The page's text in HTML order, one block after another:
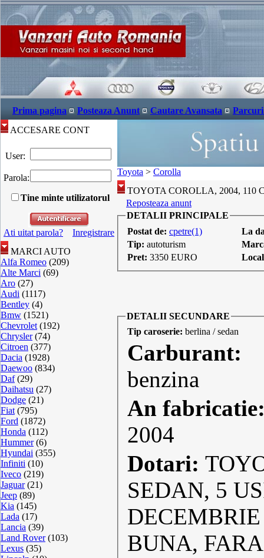
Prima pagina Posteaza Anunt Cautare Avansata
ACCESARE CONT
User:
Parola:
Tine minte utilizatorul
Ati uitat parola?
Inregistrare
MARCI AUTO
Alfa Romeo (209)
Alte Marci (69)
Aro (27)
Audi (1117)
Bentley (4)
Bmw (1521)
Chevrolet (192)
Chrysler(74)
Citroen (377)
Dacia (1928)
Daewoo (834)
Daf(29)
Daihatsu (27)
Dodge (21)
Fiat (795)
Ford (1872)
Honda (112)
Hummer(6)
Hyundai (355)
Infiniti (10)
Iveco (219)
Jaguar(21)
Jeep (89)
Kia (145)
Lada (17)
Lancia (39)
Land Rover(103)
Lexus (35)
Toyota > Corolla
TOYOTA COROLLA, 2004, 110
Reposteaza anunt
DETALII PRINCIPALE
Postat de: cpetre(1)
La
Tip: autoturism
Pret: 3350 EURO
DETALII SECUNDARE
Tip caroserie: berlina / sedan
Carburant:
benzina
An
2004
Dotari:
SEDAN, 5
DECEMBRIE 2004 - IN
BUNA,